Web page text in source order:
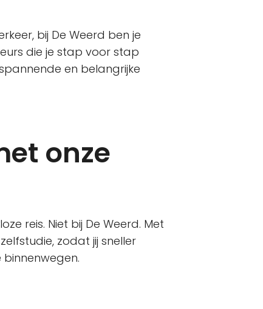
bij De Weerd ben je
die je stap voor stap
en belangrijke
onze
reis. Niet bij De Weerd. Met
zodat jij sneller